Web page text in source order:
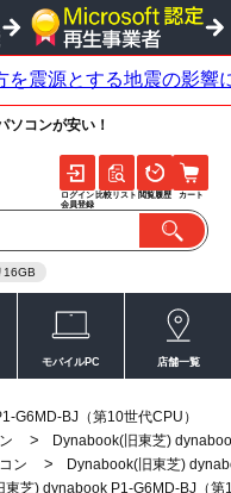
ソコンが安い！
16GB
ログイン
会員登録
比較リスト 閲覧履歴 カート
モバイルPC 店舗一覧
G6MD-BJ（第10世代CPU）
>
Dynabook(旧東芝)
ン >
Dynabook(旧東芝)
東芝) dynabook P1-G6MD-BJ（第